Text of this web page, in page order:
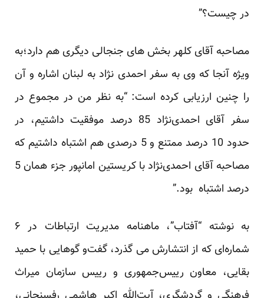
در چیست؟”
مصاحبه آقای کلهر بخش های جنجالی دیگری هم دارد؛به
ویژه آنجا که وی به سفر احمدی نژاد به لبنان اشاره و آن
را چنین ارزیابی کرده است: “به نظر من در مجموع در
سفر آقای احمدی‌نژاد 85 درصد موفقیت داشتیم، در
حدود 10 درصد ممتنع و 5 درصدی هم اشتباه داشتیم که
مصاحبه آقای احمدی‌نژاد با کریستین امانپور جزء همان 5
درصد اشتباه بود.”
به نوشته “آفتاب”، ماهنامه مدیریت ارتباطات در ۶
شماره‌ای که از انتشارش می گذرد، گفت‌و گوهایی با حمید
بقایی، معاون رییس‌جمهوری و رییس سازمان میراث